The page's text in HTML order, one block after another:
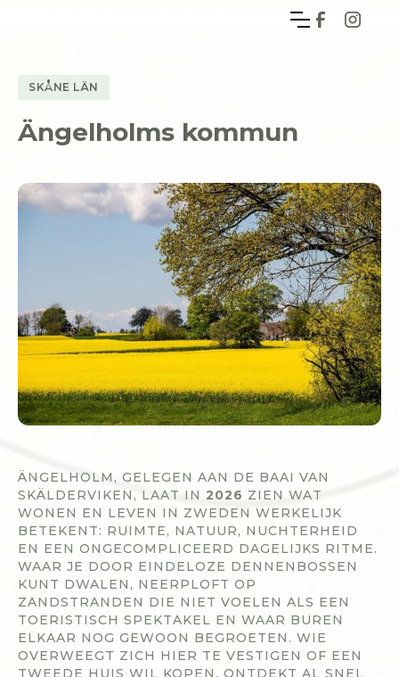
SKÅNE LÄN
Ängelholms kommun
ÄNGELHOLM, GELEGEN AAN DE BAAI VAN
SKÄLDERVIKEN, LAAT IN 2026 ZIEN WAT
WONEN EN LEVEN IN ZWEDEN WERKELIJK
BETEKENT: RUIMTE, NATUUR, NUCHTERHEID
EN EEN ONGECOMPLICEERD DAGELIJKS RITME.
WAAR JE DOOR EINDELOZE DENNENBOSSEN
KUNT DWALEN, NEERPLOFT OP
ZANDSTRANDEN DIE NIET VOELEN ALS EEN
TOERISTISCH SPEKTAKEL EN WAAR BUREN
ELKAAR NOG GEWOON BEGROETEN. WIE
OVERWEEGT ZICH HIER TE VESTIGEN OF EEN
TWEEDE HUIS WIL KOPEN, ONTDEKT AL SNEL